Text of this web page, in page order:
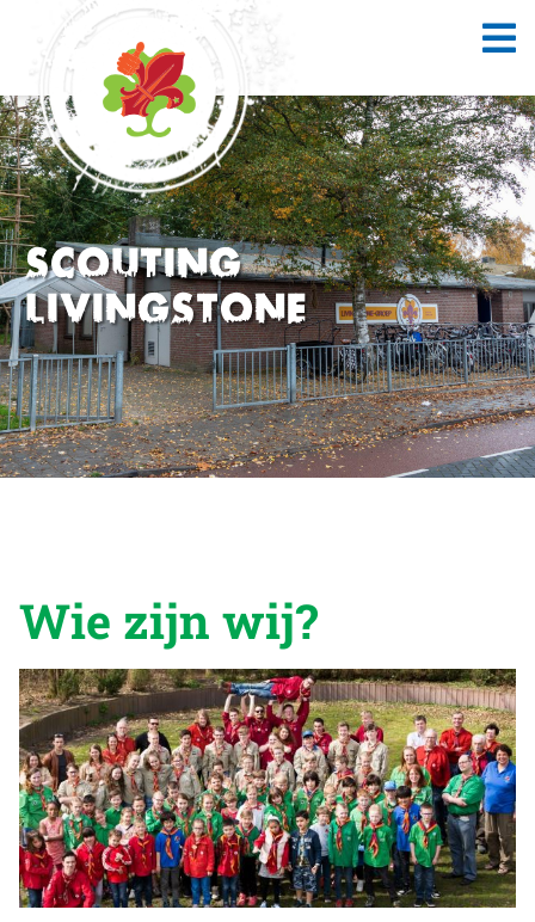
Scouting
Livingstone
Wie zijn wij?